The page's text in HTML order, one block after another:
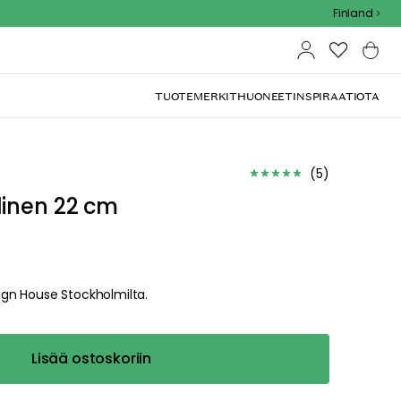
Finland
TUOTEMERKITHUONEETINSPIRAATIOTA
(5)
22 cm
House Stockholmilta.
Lisää ostoskoriin